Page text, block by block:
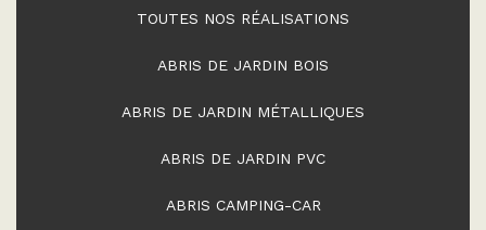
TOUTES NOS RÉALISATIONS
ABRIS DE JARDIN BOIS
ABRIS DE JARDIN MÉTALLIQUES
ABRIS DE JARDIN PVC
ABRIS CAMPING-CAR